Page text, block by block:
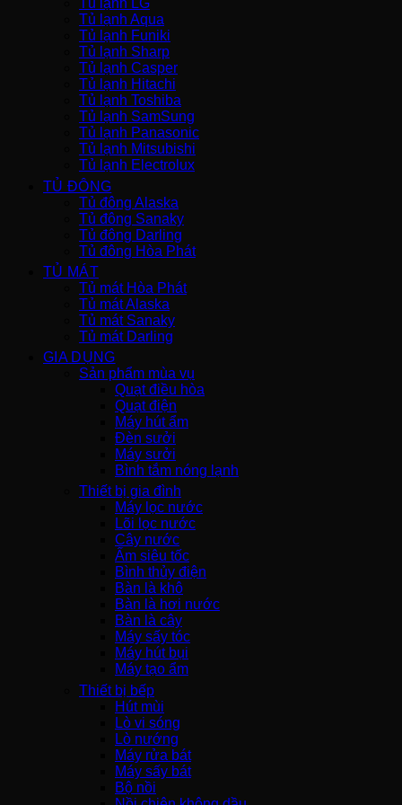
Tủ lạnh LG
Tủ lạnh Aqua
Tủ lạnh Funiki
Tủ lạnh Sharp
Tủ lạnh Casper
Tủ lạnh Hitachi
Tủ lạnh Toshiba
Tủ lạnh SamSung
Tủ lạnh Panasonic
Tủ lạnh Mitsubishi
Tủ lạnh Electrolux
TỦ ĐÔNG
Tủ đông Alaska
Tủ đông Sanaky
Tủ đông Darling
Tủ đông Hòa Phát
TỦ MÁT
Tủ mát Hòa Phát
Tủ mát Alaska
Tủ mát Sanaky
Tủ mát Darling
GIA DỤNG
Sản phẩm mùa vụ
Quạt điều hòa
Quạt điện
Máy hút ẩm
Đèn sưởi
Máy sưởi
Bình tắm nóng lạnh
Thiết bị gia đình
Máy lọc nước
Lõi lọc nước
Cây nước
Ấm siêu tốc
Bình thủy điện
Bàn là khô
Bàn là hơi nước
Bàn là cây
Máy sấy tóc
Máy hút bụi
Máy tạo ẩm
Thiết bị bếp
Hút mùi
Lò vi sóng
Lò nướng
Máy rửa bát
Máy sấy bát
Bộ nồi